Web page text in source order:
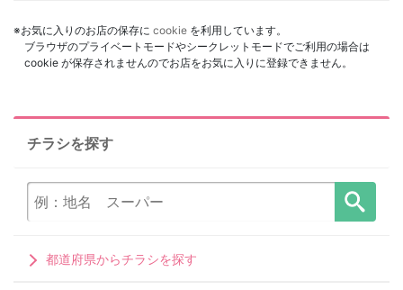
※お気に入りのお店の保存に cookie を利用しています。
ブラウザのプライベートモードやシークレットモードでご利用の場合は
cookie が保存されませんのでお店をお気に入りに登録できません。
チラシを探す
都道府県からチラシを探す